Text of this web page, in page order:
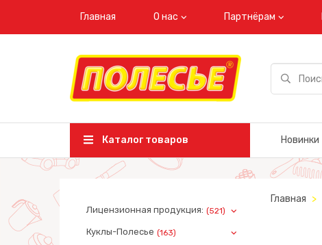
Главная О нас Партнёрам
Каталог товаров Новинки
Лицензионная продукция: (521)
Куклы-Полесье (163)
Главная